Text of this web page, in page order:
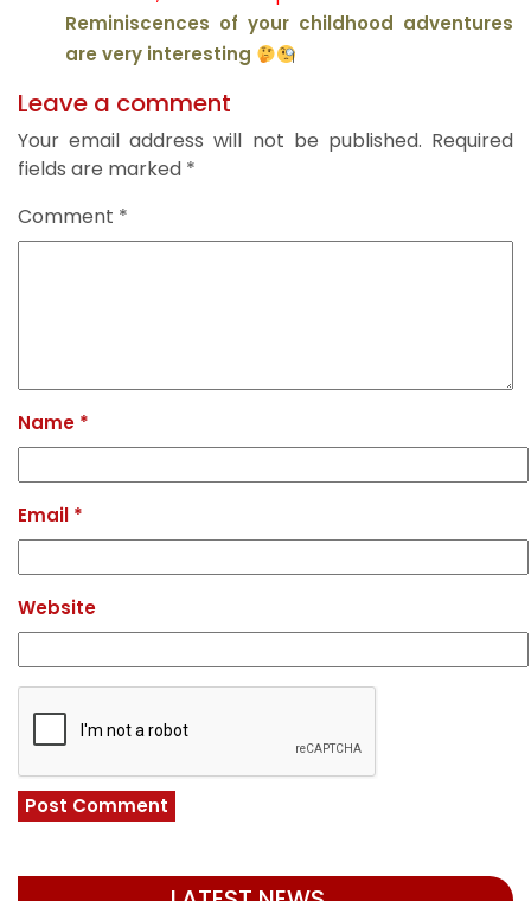
Reminiscences of your childhood adventures
are very interesting
Leave a comment
Your email address will not be published. Required
fields are marked *
Comment *
Name *
Email *
Website